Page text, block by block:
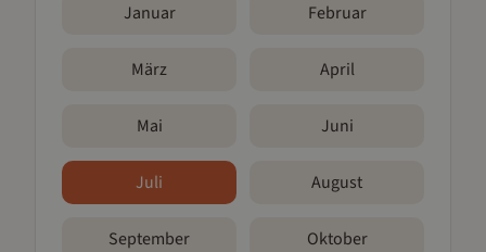
Januar Februar
März April
Mai Juni
Juli August
September Oktober